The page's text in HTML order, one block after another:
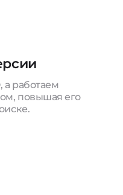
а работаем
повышая его